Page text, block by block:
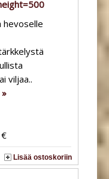
hevoselle
viljaa..
Lisää ostoskoriin